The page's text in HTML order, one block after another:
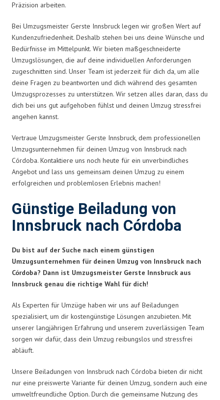
Präzision arbeiten.
Bei Umzugsmeister Gerste Innsbruck legen wir großen Wert auf
Kundenzufriedenheit. Deshalb stehen bei uns deine Wünsche und
Bedürfnisse im Mittelpunkt. Wir bieten maßgeschneiderte
Umzugslösungen, die auf deine individuellen Anforderungen
zugeschnitten sind. Unser Team ist jederzeit für dich da, um alle
deine Fragen zu beantworten und dich während des gesamten
Umzugsprozesses zu unterstützen. Wir setzen alles daran, dass du
dich bei uns gut aufgehoben fühlst und deinen Umzug stressfrei
angehen kannst.
Vertraue Umzugsmeister Gerste Innsbruck, dem professionellen
Umzugsunternehmen für deinen Umzug von Innsbruck nach
Córdoba. Kontaktiere uns noch heute für ein unverbindliches
Angebot und lass uns gemeinsam deinen Umzug zu einem
erfolgreichen und problemlosen Erlebnis machen!
Günstige Beiladung von
Innsbruck nach Córdoba
Du bist auf der Suche nach einem günstigen
Umzugsunternehmen für deinen Umzug von Innsbruck nach
Córdoba? Dann ist Umzugsmeister Gerste Innsbruck aus
Innsbruck genau die richtige Wahl für dich!
Als Experten für Umzüge haben wir uns auf Beiladungen
spezialisiert, um dir kostengünstige Lösungen anzubieten. Mit
unserer langjährigen Erfahrung und unserem zuverlässigen Team
sorgen wir dafür, dass dein Umzug reibungslos und stressfrei
abläuft.
Unsere Beiladungen von Innsbruck nach Córdoba bieten dir nicht
nur eine preiswerte Variante für deinen Umzug, sondern auch eine
umweltfreundliche Option. Durch die gemeinsame Nutzung des